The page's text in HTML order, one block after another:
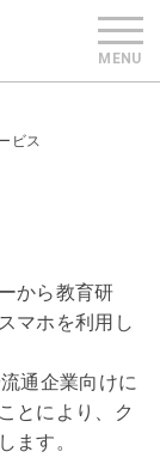
ビス
から教育研
マホを利用し
通企業向けに
とにより、ク
ます。